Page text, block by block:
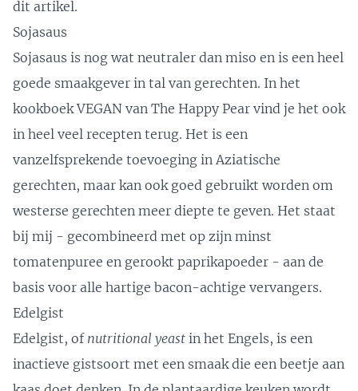
dit artikel.
Sojasaus
Sojasaus is nog wat neutraler dan miso en is een heel
goede smaakgever in tal van gerechten. In het
kookboekVEGAN van The Happy Pear vind je het ook
in heel veel recepten terug. Het is een
vanzelfsprekende toevoeging in Aziatische
gerechten, maar kan ook goed gebruikt worden om
westerse gerechten meer diepte te geven. Het staat
bij mij - gecombineerd met op zijn minst
tomatenpuree en gerookt paprikapoeder - aan de
basis voor alle hartige bacon-achtige vervangers.
Edelgist
Edelgist, of nutritional yeast in het Engels, is een
inactieve gistsoort met een smaak die een beetje aan